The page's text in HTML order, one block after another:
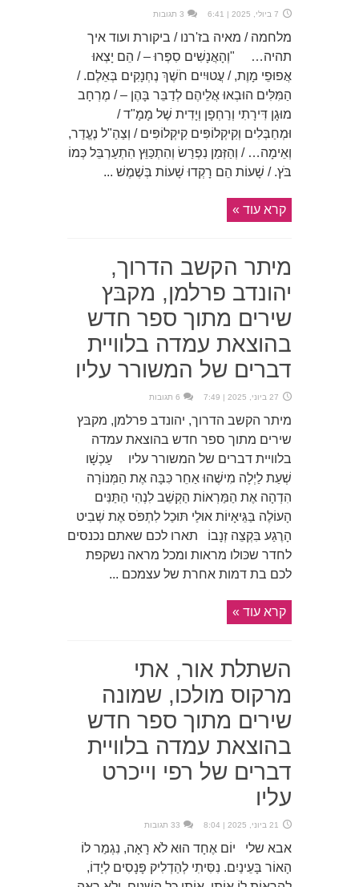
7 ביולי, 2025 | 6:41 3 תגובות
מלחמה / מאיה בז'רנו / ביקורת ועוד איך
תהיה… "וְהָאֲנָשִׁים סִפְּרוּ – / הֵם יָצְאוּ
אֲפוּפֵי מָוֶת, / עֲטוּיִים חֹשֶׁךְ נֶחְנָקִים בְּאֵלֶם. /
הַמִּלִּים הוּבְאוּ אֲלֵיהֶם לְדַבֵּר בָּהֶן – / מֶרְחָב
מוּגָן דִּירָתִי וְרַחְפָן וְיָדִית שֶׁל מָמָ"ד /
וּמְחַבְּלִים וְקִיקְלוֹפִּים קִיקְלוֹפִּים / וְצַהַ"ל נֶעֱדַר,
וְאֵימָה… / וְהַזְּמַן נִפְרַשׂ וְהִתְכַּוֵּץ הִתְעַרְבֵּל כְּמוֹ
בֹּץ. / שָׁעוֹת הֵם רָקְדוּ שָׁעוֹת בְּשֶׁמֶשׁ ...
קרא עוד »
מיתר הקשב הדרוך,
יהונדב פרלמן, מקבּץ
שירים מתוך ספר חדש
בהוצאת עמדה בלוויית
דברים של המשורר עליו
27 ביוני, 2025 | 7:49 6 תגובות
מיתר הקשב הדרוך, יהונדב פרלמן, מקבּץ
שירים מתוך ספר חדש בהוצאת עמדה
בלוויית דברים של המשורר עליו עַכְשָׁו
שְׁעַת לַיְלָה מִישֶׁהוּ אַחֵר כִּבָּה אֶת הַמְּנוֹרָה
הִדְהָה אֶת הַמַּרְאוֹת הַקְשֵׁב לִנְהִי הַתַּנִּים
הָעוֹלֶה בַּגֵּיאָיוֹת אוּלַי תּוּכַל לִתְפֹּס אֶת שְׁבִיט
הָרֶגַע בִּקְצֵה זְנָבוֹ תארו לכם שאתם נכנסים
לחדר שכּולו מראות ומכל מראה נשקפת
לכם בת דמות אחרת של עצמכם ...
קרא עוד »
השתלת אור, אתי
מרקוס מולכו, שמונה
שירים מתוך ספר חדש
בהוצאת עמדה בלוויית
דברים של רפי וייכרט
עליו
21 ביוני, 2025 | 8:04 33 תגובות
אבא שלי יוֹם אֶחָד הוּא לֹא רָאָה, נִגְמַר לוֹ
הָאוֹר בָּעֵינַיִם. נִסִּיתִי לְהַדְלִיק פָּנָסִים לְיָדוֹ,